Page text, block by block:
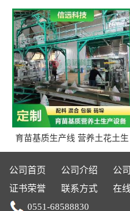
产设备 信远科技肥料生产设备
源头厂家
育苗基质生产线 营养土花土生
产线 有机肥生产线设备
公司首页 公司介绍 公
证书荣誉
联系方式
在
0551-68588830